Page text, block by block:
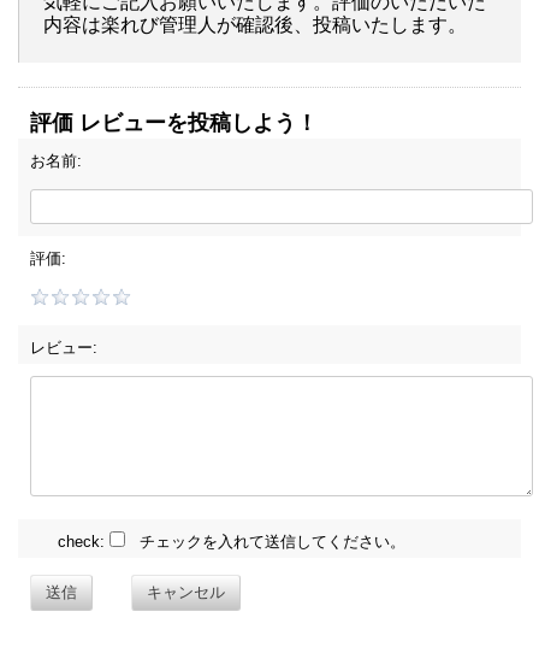
内容は楽れび管理人が確認後、投稿いたします。
評価 レビューを投稿しよう！
お名前:
評価:
レビュー:
check: チェックを入れて送信してください。
送信 キャンセル